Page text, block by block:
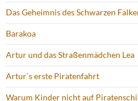
Das Geheimnis des Schwarzen
Barakoa
Artur und das Straßenmädchen Lea
Artur`s erste Piratenfahrt
Warum Kinder nicht auf